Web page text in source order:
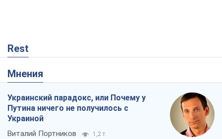
Rest
Мнения
Украинский парадокс, или Почему у
Путина ничего не получилось с
Украиной
Виталий Портников 1,2 т.